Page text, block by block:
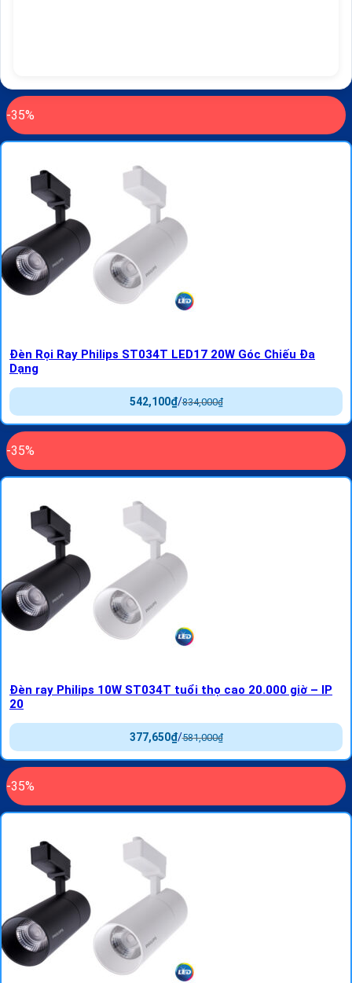
-35%
Đèn Rọi Ray Philips ST034T LED17 20W Góc Chiếu Đa
Dạng
834,000₫
/
542,100₫
-35%
Đèn ray Philips 10W ST034T tuổi thọ cao 20.000 giờ – IP
20
581,000₫
/
377,650₫
-35%